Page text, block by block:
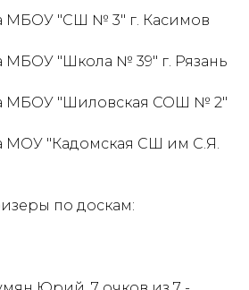
МБОУ "СШ № 3" г. Касимов
МБОУ "Школа № 39" г. Рязань
МБОУ "Шиловская СОШ № 2"
МОУ "Кадомская СШ им С.Я.
по доскам: